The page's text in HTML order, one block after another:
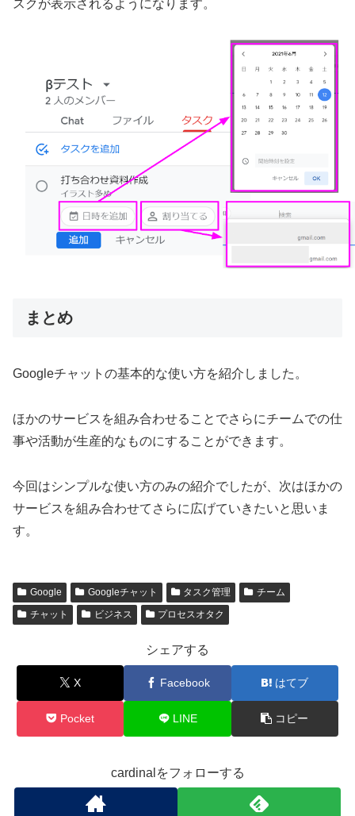
スクが表示されるようになります。
まとめ
Googleチャットの基本的な使い方を紹介しました。
ほかのサービスを組み合わせることでさらにチームでの仕
事や活動が生産的なものにすることができます。
今回はシンプルな使い方のみの紹介でしたが、次はほかの
サービスを組み合わせてさらに広げていきたいと思いま
す。
Google Googleチャット タスク管理
チーム
チャット
ビジネス プロセスオタク
シェアする
X Facebook はてブ
Pocket LINE コピー
cardinalをフォローする